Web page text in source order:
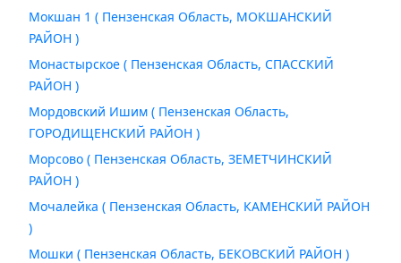
Мокшан 1 ( Пензенская Область, МОКШАНСКИЙ
РАЙОН )
Монастырское ( Пензенская Область, СПАССКИЙ
РАЙОН )
Мордовский Ишим ( Пензенская Область,
ГОРОДИЩЕНСКИЙ РАЙОН )
Морсово ( Пензенская Область, ЗЕМЕТЧИНСКИЙ
РАЙОН )
Мочалейка ( Пензенская Область, КАМЕНСКИЙ РАЙОН
)
Мошки ( Пензенская Область, БЕКОВСКИЙ РАЙОН )